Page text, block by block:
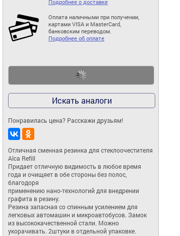
Подробнее о доставке
Оплата наличными при получении,
картами VISA и MasterCard,
банковским переводом.
Подробнее об оплате
Искать аналоги
Понравилась цена? Расскажи друзьям!
Отличная сменная резинка для стеклоочестителя
Alca Refill
Придает отличную видимость в любое время
года и очищяет в обе стороны без полос,
благодоря
применению нано-технологий для внедрении
графита в резину.
Резина запасная со спинным усилением для
легковых автомашин и микроавтобусов. Замок
из высококачественной стали. Можно
укорачивать. 2штуки в отдельной упаковке.